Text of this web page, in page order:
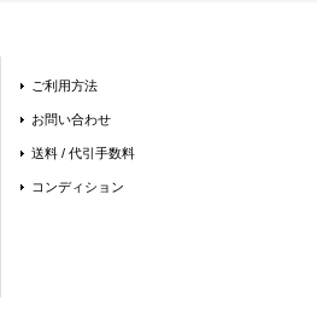
ご利用方法
お問い合わせ
送料 / 代引手数料
コンディション